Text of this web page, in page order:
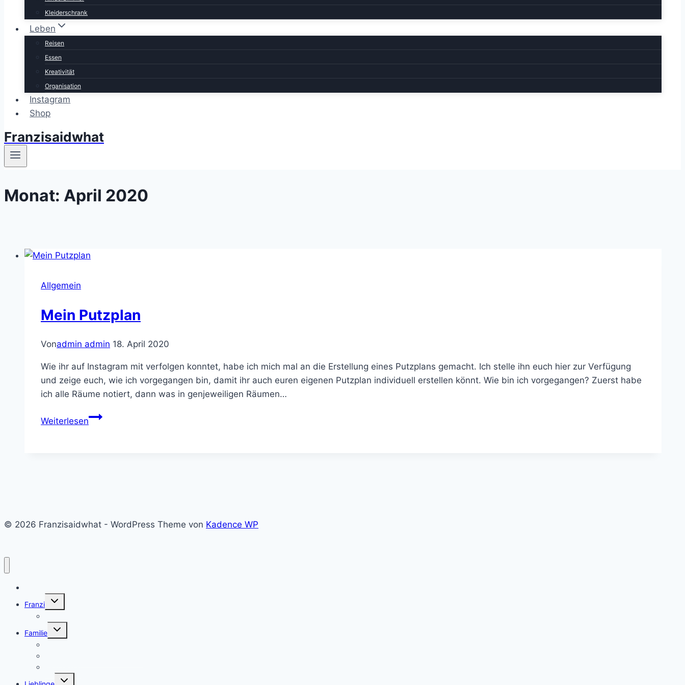
Kleiderschrank
Leben
Reisen
Essen
Kreativität
Organisation
Instagram
Shop
Franzisaidwhat
Monat: April 2020
Allgemein
Mein Putzplan
Vonadmin admin 18. April 2020
Wie ihr auf Instagram mit verfolgen konntet, habe ich mich mal an die Erstellung eines Putzplans gemacht. Ich stelle ihn euch hier zur Verfügung
und zeige euch, wie ich vorgegangen bin, damit ihr auch euren eigenen Putzplan individuell erstellen könnt. Wie bin ich vorgegangen? Zuerst habe
ich alle Räume notiert, dann was in genjeweiligen Räumen…
WeiterlesenMein
© 2026 Franzisaidwhat - WordPress Theme von Kadence WP
Franzi
Untermenü
Familie
Untermenü
Untermenü